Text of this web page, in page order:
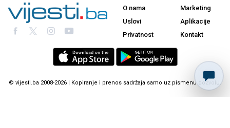
O nama
Uslovi
Privatnost
Marketing
Aplikacije
Kontakt
© vijesti.ba 2008-2026 | Kopiranje i prenos sadržaja samo uz pismenu dozvolu.